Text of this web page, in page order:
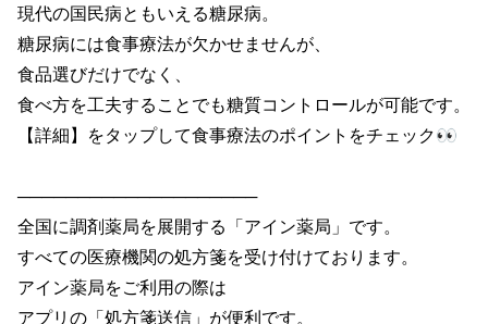
現代の国民病ともいえる糖尿病。
糖尿病には食事療法が欠かせませんが、
食品選びだけでなく、
食べ方を工夫することでも糖質コントロールが可能です。
【詳細】をタップして食事療法のポイントをチェック👀
────────────────────
全国に調剤薬局を展開する「アイン薬局」です。
すべての医療機関の処方箋を受け付けております。
アイン薬局をご利用の際は
アプリの「処方箋送信」が便利です。